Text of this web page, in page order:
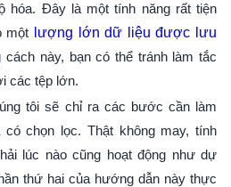
hóa. Đây là một tính năng rất tiện
một
lượng lớn dữ liệu được lưu
cách này, bạn có thể tránh làm tắc
các tệp lớn.
tôi sẽ chỉ ra các bước cần làm
chọn lọc. Thật không may, tính
lúc nào cũng hoạt động như dự
thứ hai của hướng dẫn này thực